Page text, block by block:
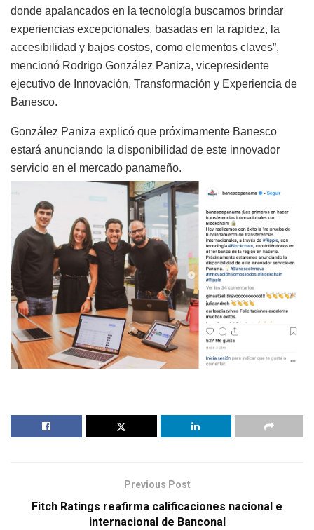
donde apalancados en la tecnología buscamos brindar
experiencias excepcionales, basadas en la rapidez, la
accesibilidad y bajos costos, como elementos claves”,
mencionó Rodrigo González Paniza, vicepresidente
ejecutivo de Innovación, Transformación y Experiencia de
Banesco.
González Paniza explicó que próximamente Banesco
estará anunciando la disponibilidad de este innovador
servicio en el mercado panameño.
Previous Post
Fitch Ratings reafirma calificaciones nacional e
internacional de Banconal